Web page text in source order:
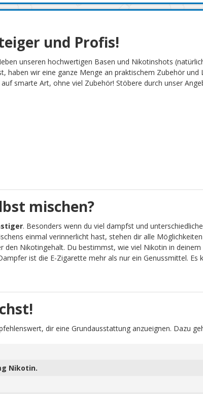
und Profis!
unseren hochwertigen Basen und Nikotinshots
haben wir eine ganze Menge an praktischem Zubehör
smarte Art, ohne viel Zubehör! Stöbere durch unser
mischen?
. Besonders wenn du viel dampfst und
einmal verinnerlicht hast, stehen dir alle
den Nikotingehalt. Du bestimmst, wie viel Nikotin in
ist die E-Zigarette mehr als nur ein Genussmittel.
dir eine Grundausstattung anzueignen. Dazu
Nikotin.